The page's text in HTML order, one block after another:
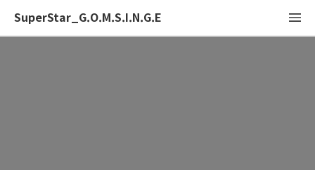
SuperStar_G.O.M.S.I.N.G.E